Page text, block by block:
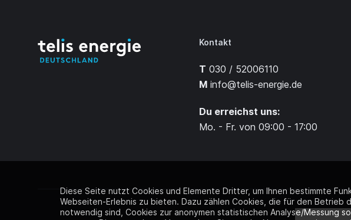
Kontakt
T 030 / 52006110
M info@telis-energie.de
Du erreichst uns:
Mo. - Fr. von 09:00 - 17:00
Diese Seite nutzt Cookies und Elemente Dritter, um Ihnen bestimmte
Webseiten-Erlebnis zu bieten. Dazu zählen Cookies, die für den Betrieb
notwendig sind, Cookies zur anonymen statistischen Analyse/Messung